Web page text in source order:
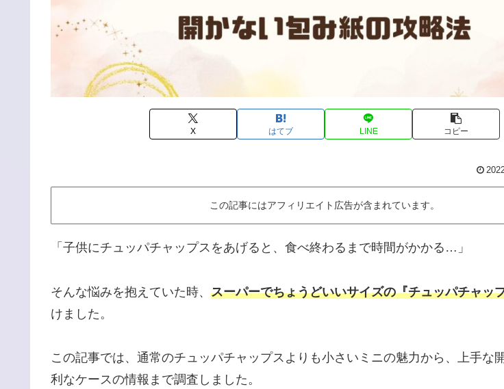
X はてブ LINE コピー
この記事にはアフィリエイト広告が含まれています。
「子供にチュッパチャップスをあげると、食べ終わるまで時間がかかる…」
そんな悩みを抱えていた時、 スーパーでちょうどいいサイズの『チュッパチャッ
けました。
この記事では、通常のチュッパチャップスよりも小さいミニの魅力から、上手な
利なケースの情報まで調査しました。